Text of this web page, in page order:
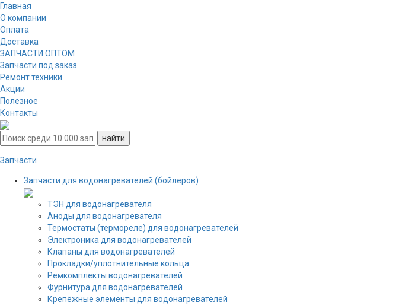
Главная
О компании
Оплата
Доставка
ЗАПЧАСТИ ОПТОМ
Запчасти под заказ
Ремонт техники
Акции
Полезное
Контакты
Запчасти
Запчасти для водонагревателей (бойлеров)
ТЭН для водонагревателя
Аноды для водонагревателя
Термостаты (термореле) для водонагревателей
Электроника для водонагревателей
Клапаны для водонагревателей
Прокладки/уплотнительные кольца
Ремкомплекты водонагревателей
Фурнитура для водонагревателей
Крепёжные элементы для водонагревателей